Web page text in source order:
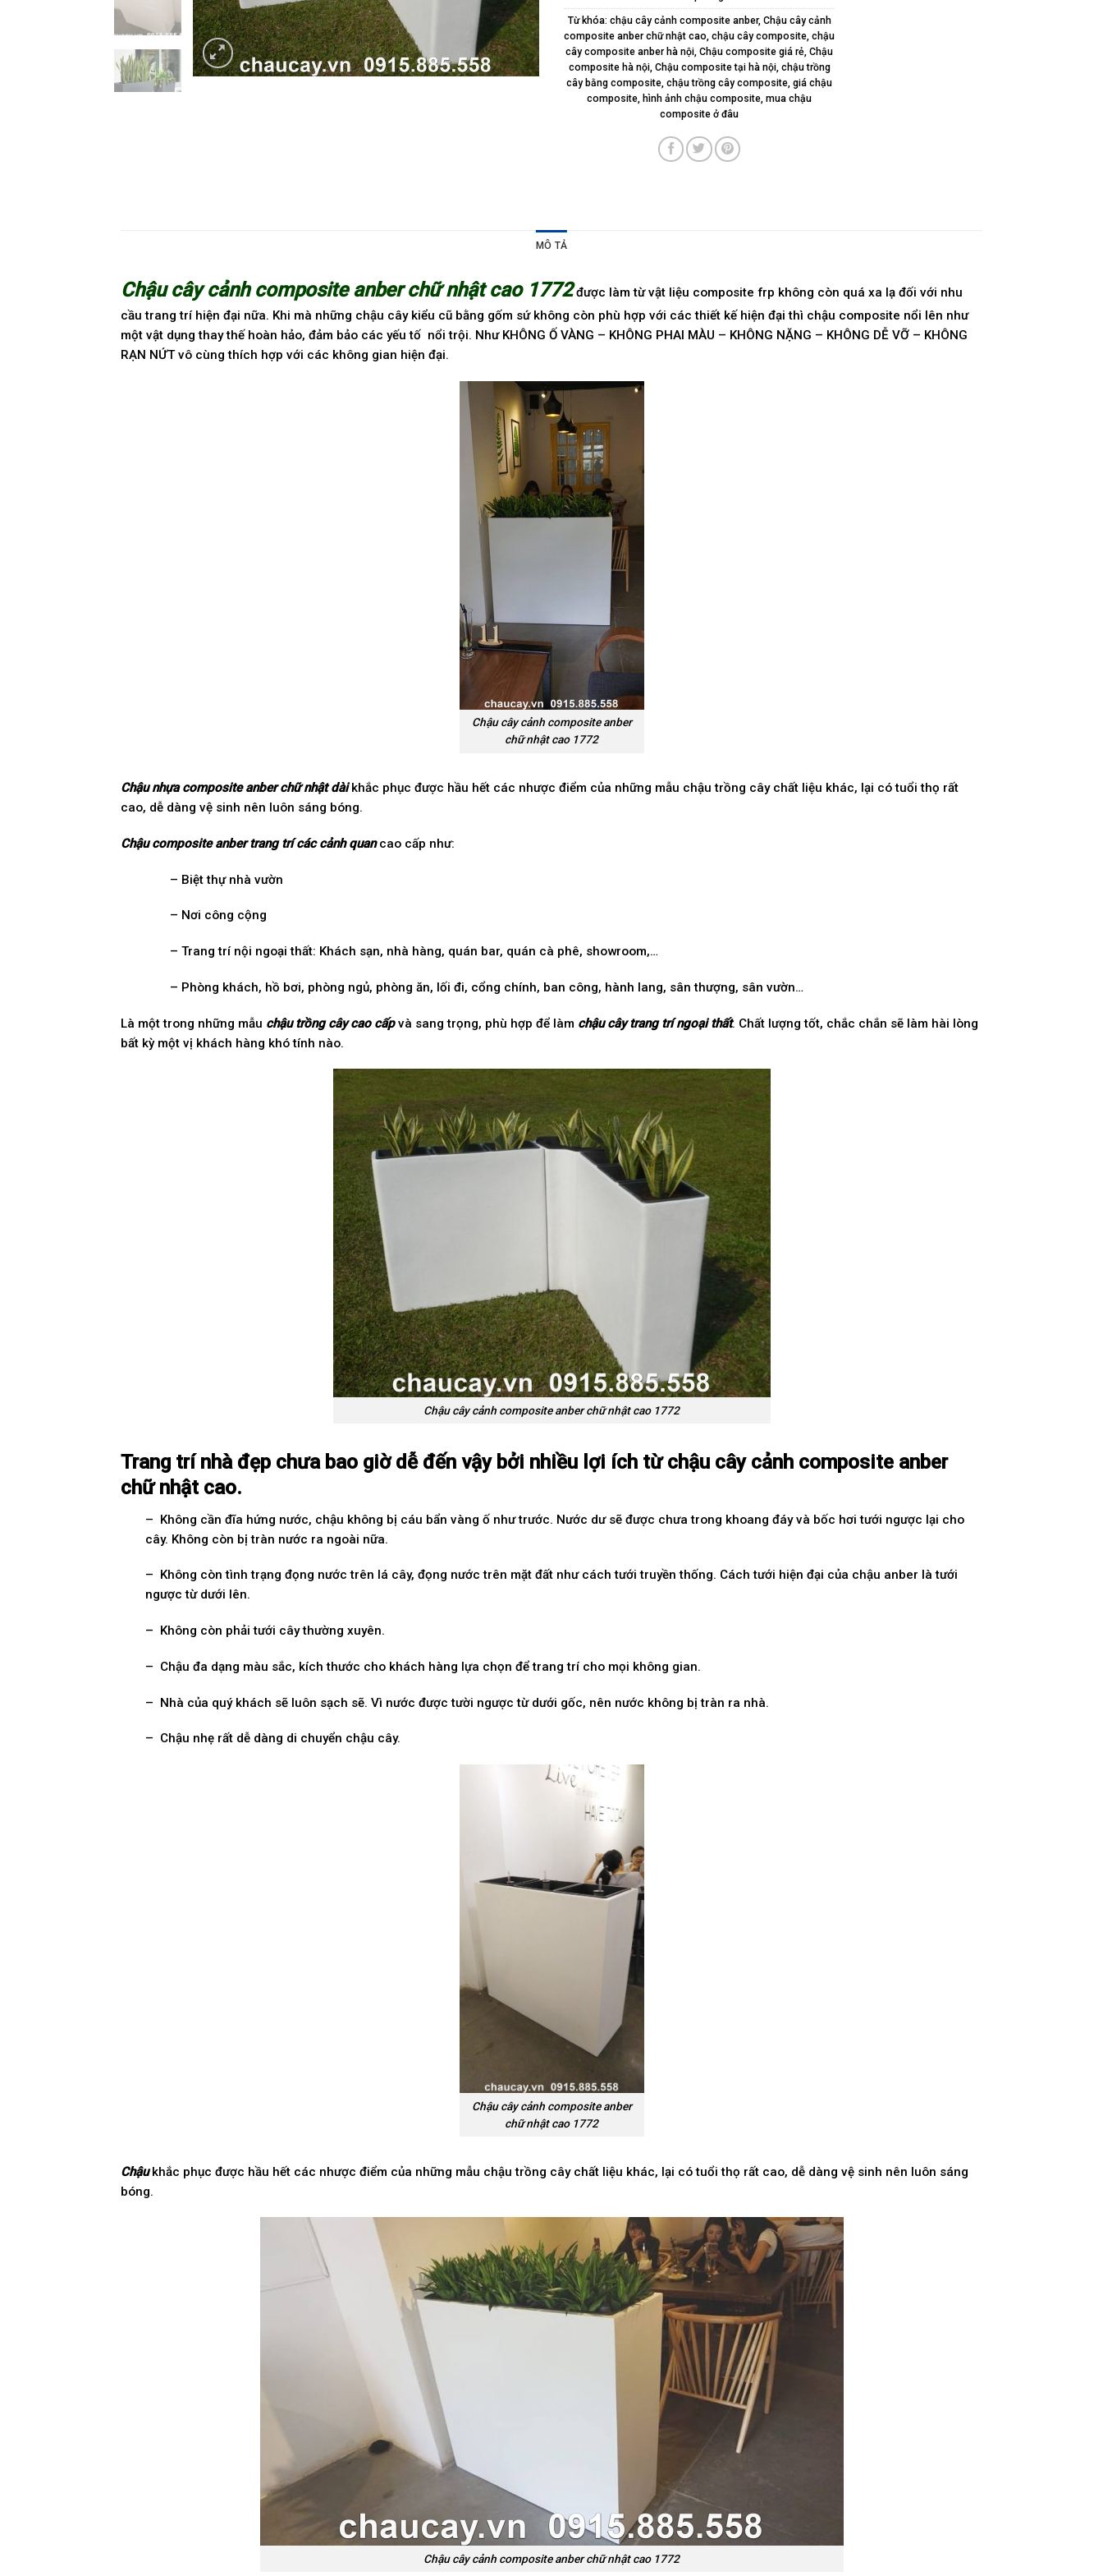
Từ khóa: chậu cây cảnh composite anber, Chậu cây cảnh
composite anber chữ nhật cao chậu cây composite chậu
cây composite anber hà nội Chậu composite giá rẻ Chậu
composite hà nội, Chậu composite tại hà nội, chậu trồng
cây bằng composite chậu trồng cây composite giá chậu
composite hình ảnh chậu composite mua chậu
composite ở đâu
MÔ TẢ
Chậu cây cảnh composite anber chữ nhật cao 1772 được làm từ vật liệu composite frp không còn quá xa lạ đối với nhu
cầu trang trí hiện đại nữa. Khi mà những chậu cây kiểu cũ bằng gốm sứ không còn phù hợp với các thiết kế hiện đại thì chậu composite nổi lên như
một vật dụng thay thế hoàn hảo, đảm bảo các yếu tố nổi trội. Như KHÔNG Ố VÀNG – KHÔNG PHAI MÀU – KHÔNG NẶNG – KHÔNG DỄ VỠ – KHÔNG
RẠN NỨT vô cùng thích hợp với các không gian hiện đại.
Chậu cây cảnh composite anber
chữ nhật cao 1772
Chậu nhựa composite anber chữ nhật dàikhắc phục được hầu hết các nhược điểm của những mẫu chậu trồng cây chất liệu khác, lại có tuổi thọ rất
cao, dễ dàng vệ sinh nên luôn sáng bóng.
Chậu composite anber trang trí các cảnh quancao cấp như:
– Biệt thự nhà vườn
– Nơi công cộng
– Trang trí nội ngoại thất: Khách sạn, nhà hàng, quán bar, quán cà phê, showroom,…
– Phòng khách, hồ bơi, phòng ngủ, phòng ăn, lối đi, cổng chính, ban công, hành lang, sân thượng, sân vườn…
Là một trong những mẫu chậu trồng cây cao cấpvà sang trọng, phù hợp để làm chậu cây trang trí ngoại thất. Chất lượng tốt, chắc chắn sẽ làm hài lòng
bất kỳ một vị khách hàng khó tính nào.
Chậu cây cảnh composite anber chữ nhật cao 1772
Trang trí nhà đẹp chưa bao giờ dễ đến vậy bởi nhiều lợi ích từ chậu cây cảnh composite anber
chữ nhật cao.
– Không cần đĩa hứng nước, chậu không bị cáu bẩn vàng ố như trước. Nước dư sẽ được chưa trong khoang đáy và bốc hơi tưới ngược lại cho
cây. Không còn bị tràn nước ra ngoài nữa.
– Không còn tình trạng đọng nước trên lá cây, đọng nước trên mặt đất như cách tưới truyền thống. Cách tưới hiện đại của chậu anber là tưới
ngược từ dưới lên.
– Không còn phải tưới cây thường xuyên.
– Chậu đa dạng màu sắc, kích thước cho khách hàng lựa chọn để trang trí cho mọi không gian.
– Nhà của quý khách sẽ luôn sạch sẽ. Vì nước được tười ngược từ dưới gốc, nên nước không bị tràn ra nhà.
– Chậu nhẹ rất dễ dàng di chuyển chậu cây.
Chậu cây cảnh composite anber
chữ nhật cao 1772
Chậukhắc phục được hầu hết các nhược điểm của những mẫu chậu trồng cây chất liệu khác, lại có tuổi thọ rất cao, dễ dàng vệ sinh nên luôn sáng
bóng.
Chậu cây cảnh composite anber chữ nhật cao 1772